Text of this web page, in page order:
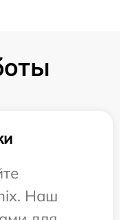
Наш